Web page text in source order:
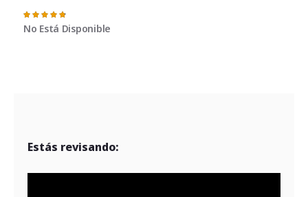
Valoración:
97%
No Está Disponible
Estás revisando: